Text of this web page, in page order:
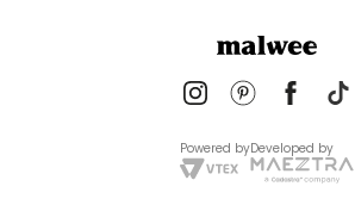
Powered byDeveloped by